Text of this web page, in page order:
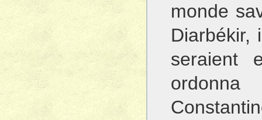
monde
Diarbékir,
seraient